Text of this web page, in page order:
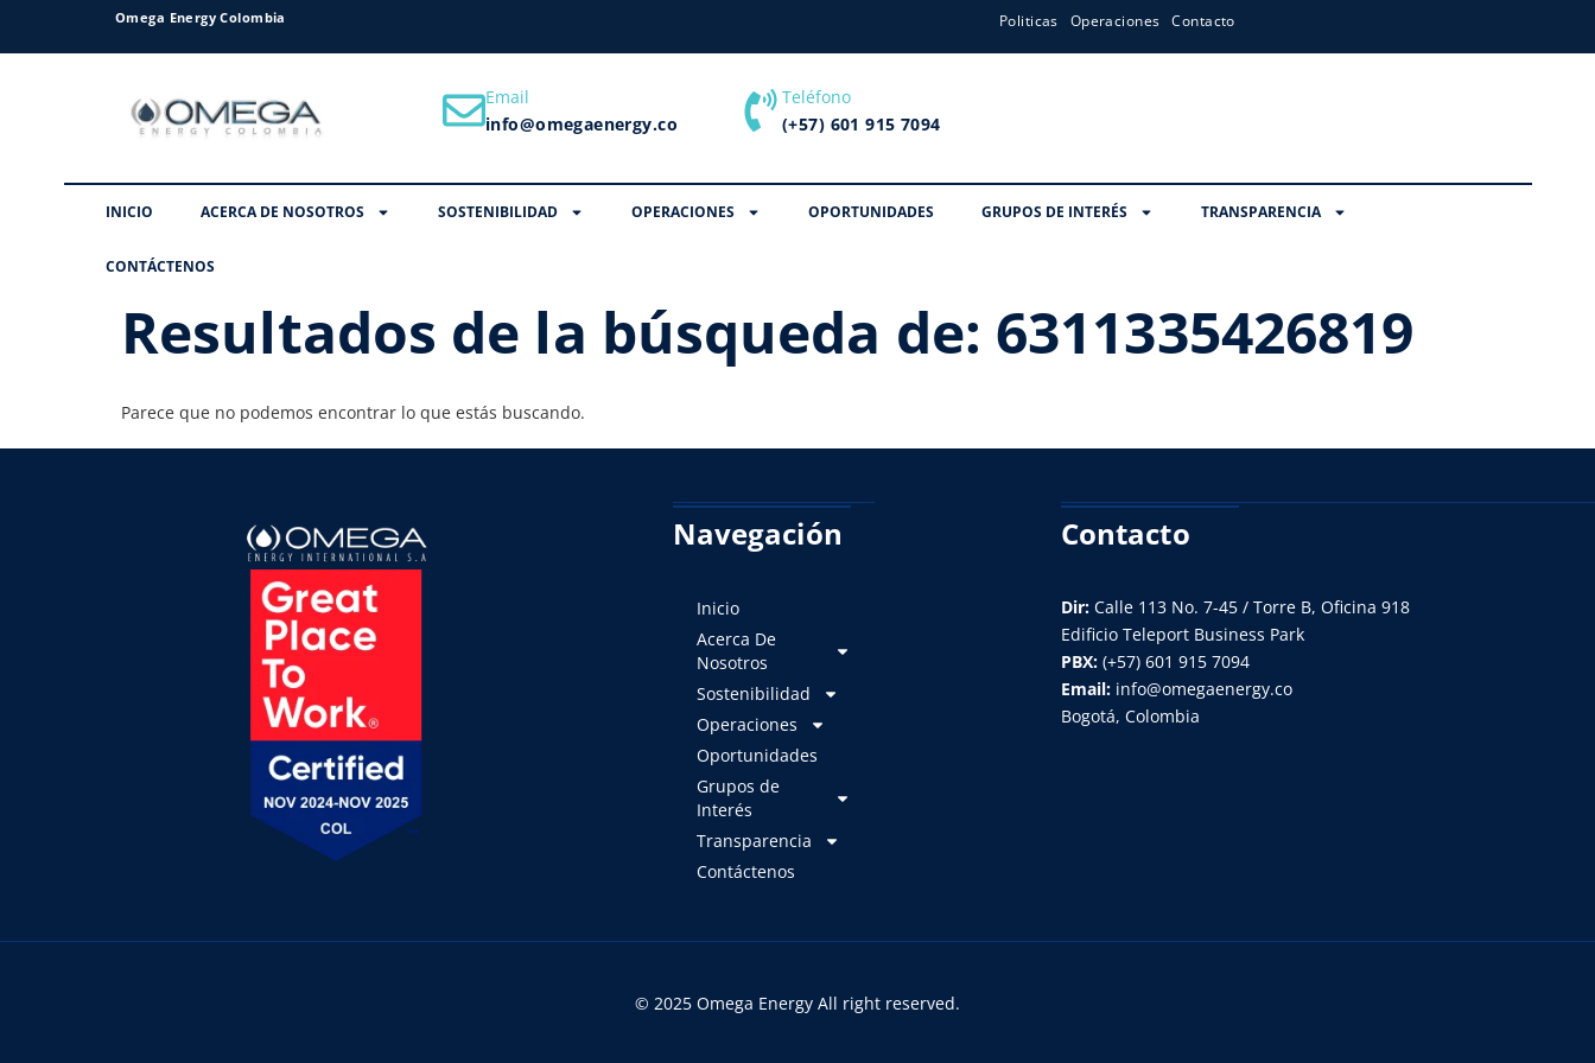
Omega Energy Colombia Politicas Operaciones Contacto
Email
info@omegaenergy.co
Teléfono
(+57) 601 915 7094
INICIO ACERCA DE NOSOTROS SOSTENIBILIDAD OPERACIONES OPORTUNIDADES GRUPOS DE INTERÉS TRANSPARENCIA
CONTÁCTENOS
Resultados de la búsqueda de: 6311335426819
Parece que no podemos encontrar lo que estás buscando.
Navegación
Inicio
Acerca De
Nosotros
Sostenibilidad
Operaciones
Oportunidades
Grupos de
Interés
Transparencia
Contáctenos
Contacto
Dir:Calle 113 No. 7-45 / Torre B, Oficina 918
Edificio Teleport Business Park
PBX:(+57) 601 915 7094
Email:info@omegaenergy.co
Bogotá, Colombia
© 2025 Omega Energy All right reserved.